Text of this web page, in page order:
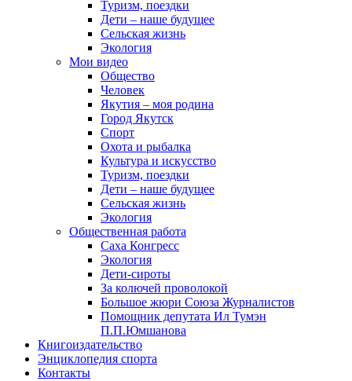
Туризм, поездки
Дети – наше будущее
Сельская жизнь
Экология
Мои видео
Общество
Человек
Якутия – моя родина
Город Якутск
Спорт
Охота и рыбалка
Культура и искусство
Туризм, поездки
Дети – наше будущее
Сельская жизнь
Экология
Общественная работа
Саха Конгресс
Экология
Дети-сироты
За колючей проволокой
Большое жюри Союза Журналистов
Помощник депутата Ил Тумэн
П.П.Юмшанова
Книгоиздательство
Энциклопедия спорта
Контакты